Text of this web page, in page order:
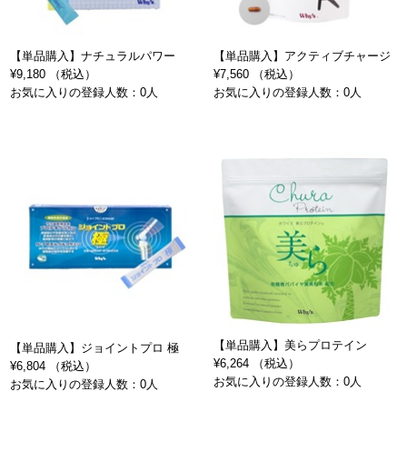
【単品購入】ナチュラルパワー
¥9,180 （税込）
お気に入りの登録人数：0人
【単品購入】アクティブチャージ
¥7,560 （税込）
お気に入りの登録人数：0人
【単品購入】ジョイントプロ 極
¥6,804 （税込）
お気に入りの登録人数：0人
【単品購入】美らプロテイン
¥6,264 （税込）
お気に入りの登録人数：0人